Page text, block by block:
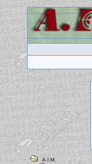
A.I.M.